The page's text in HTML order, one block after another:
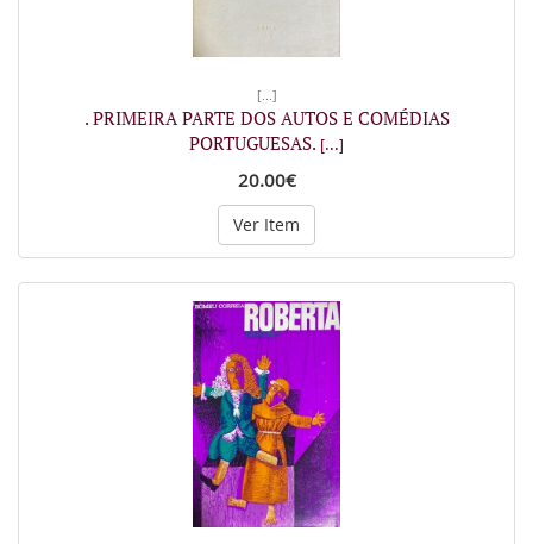
[...]
. PRIMEIRA PARTE DOS AUTOS E COMÉDIAS
PORTUGUESAS. [...]
20.00€
Ver Item